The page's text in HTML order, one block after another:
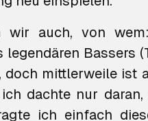
wir auch, von
legendären Bassers
doch mittlerweile ist
dachte nur
ich einfach